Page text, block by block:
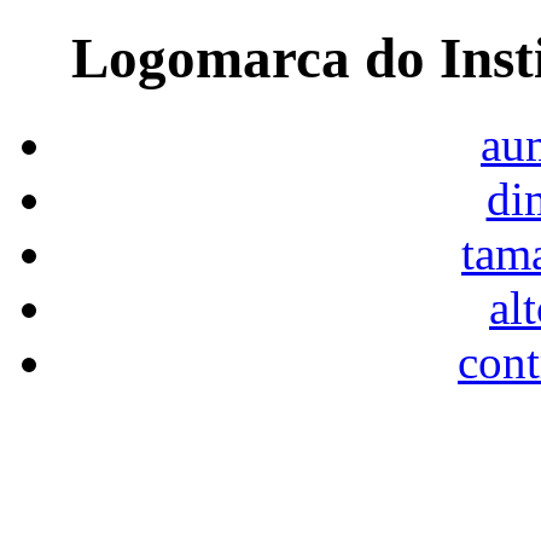
Logomarca do